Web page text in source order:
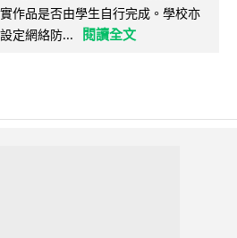
作品是否由學生自行完成。學校亦
定網絡防...
閱讀全文